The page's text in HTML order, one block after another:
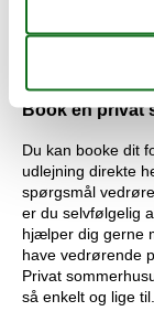
service. Skulle
Book en privat
Du kan booke dit
udlejning direkte
spørgsmål
er du selvfølgelig
hjælper dig gerne
have vedrørende
Privat
så enkelt og lige til.